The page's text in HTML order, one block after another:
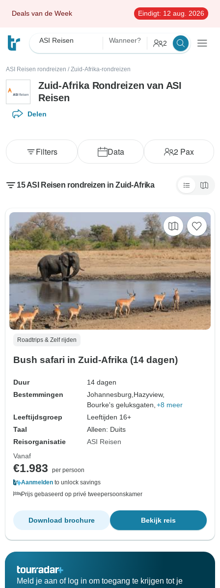
Deals van de Week Eindigt: 12 aug. 2026
ASI Reisen Wanneer? 2
ASI Reisen rondreizen / Zuid-Afrika-rondreizen
Zuid-Afrika Rondreizen van ASI
Reisen
Delen
Data 2 Pax
Filters
15 ASI Reisen rondreizen in Zuid-Afrika
Roadtrips & Zelf rijden
Bush safari in Zuid-Afrika (14 dagen)
Duur
14 dagen
Bestemmingen
Johannesburg, Hazyview,
Bourke's geluksgaten, +8 meer
Leeftijdsgroep
Leeftijden 16+
Taal
Alleen: Duits
Reisorganisatie
ASI Reisen
Vanaf
€1.983
per persoon
Aanmelden to unlock savings
Prijs gebaseerd op privé tweepersoonskamer
Bekijk reis
Download brochure
Meld je aan of log in om toegang te krijgen tot je